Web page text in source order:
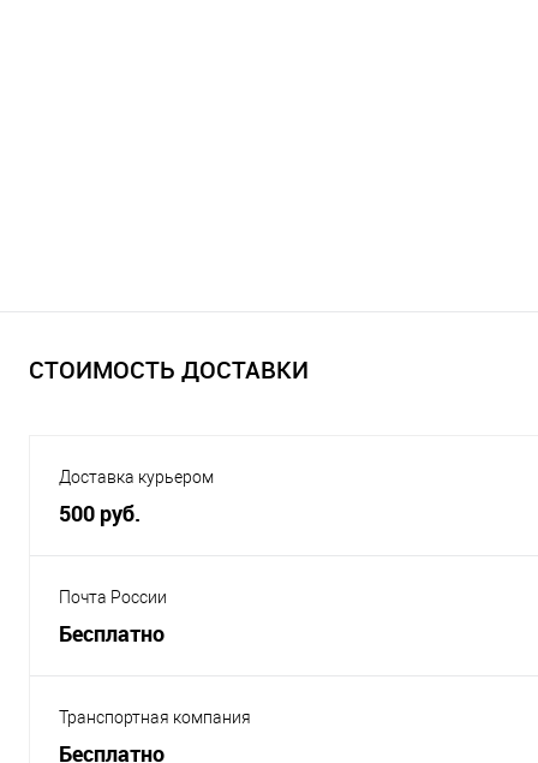
СТОИМОСТЬ ДОСТАВКИ
Доставка курьером
500 руб.
Почта России
Бесплатно
Транспортная компания
Бесплатно